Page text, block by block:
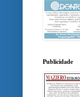
Publicidade